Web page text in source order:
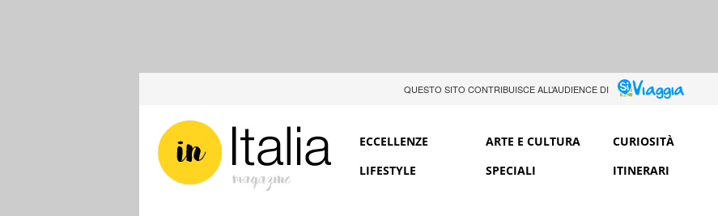
QUESTO SITO CONTRIBUISCE ALL’AUDIENCE DI
ECCELLENZE ARTE E CULTURA CURIOSITÀ
LIFESTYLE
SPECIALI ITINERARI